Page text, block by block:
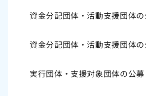
資金分配団体・活動支援団体
資金分配団体・活動支援団体
実行団体・支援対象団体の公募